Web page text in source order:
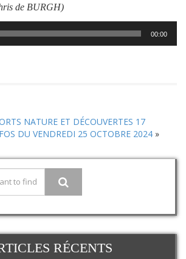
de BURGH)
00:00
NATURE ET DÉCOUVERTES 17
DU VENDREDI 25 OCTOBRE 2024»
RÉCENTS